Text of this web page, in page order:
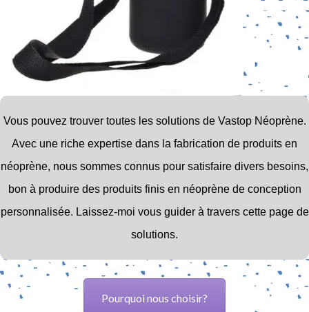
Vous pouvez trouver toutes les solutions de Vastop Néoprène.
Avec une riche expertise dans la fabrication de produits en
néoprène, nous sommes connus pour satisfaire divers besoins,
bon à produire des produits finis en néoprène de conception
personnalisée. Laissez-moi vous guider à travers cette page de
solutions.
Pourquoi nous choisir?